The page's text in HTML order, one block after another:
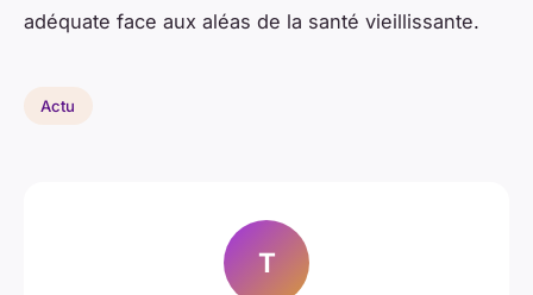
adéquate face aux aléas de la santé vieillissante.
Actu
T